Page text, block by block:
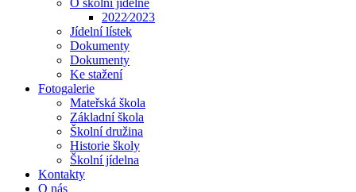
O školní jídelně
2022⁄2023
Jídelní lístek
Dokumenty
Dokumenty
Ke stažení
Fotogalerie
Mateřská škola
Základní škola
Školní družina
Historie školy
Školní jídelna
Kontakty
O nás